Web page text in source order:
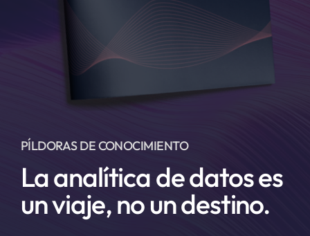
PÍLDORAS DE CONOCIMIENTO
La analítica de datos es
un viaje, no un destino.